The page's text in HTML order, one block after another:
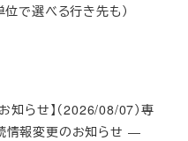
位で選べる行き先も）
知らせ】（2026/08/07）専
情報変更のお知らせ ―